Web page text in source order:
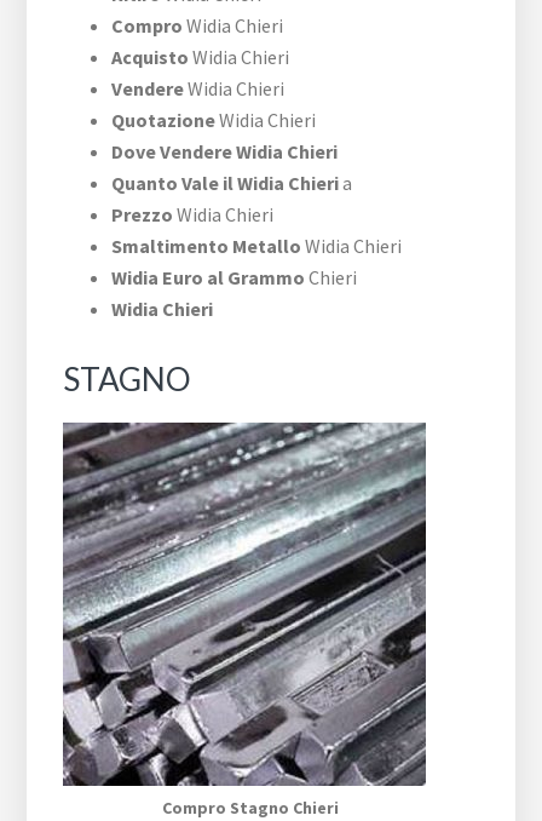
Compro Widia Chieri
Acquisto Widia Chieri
VendereWidia Chieri
QuotazioneWidia Chieri
Dove Vendere Widia Chieri
Quanto Vale il Widia Chieria
Prezzo Widia Chieri
Smaltimento Metallo Widia Chieri
Widia Euro al Grammo Chieri
Widia Chieri
STAGNO
Compro Stagno Chieri